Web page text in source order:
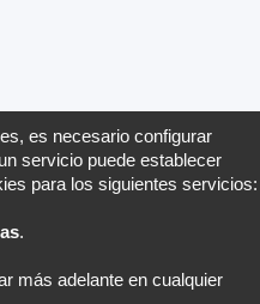
es necesario configurar
servicio puede establecer
para los siguientes servicios:
.
más adelante en cualquier